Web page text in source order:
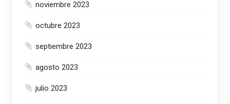
noviembre 2023
octubre 2023
septiembre 2023
agosto 2023
julio 2023